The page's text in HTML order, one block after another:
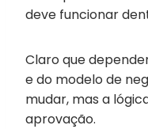
deve funcionar
Claro que
e do modelo de
mudar, mas a
aprovação.